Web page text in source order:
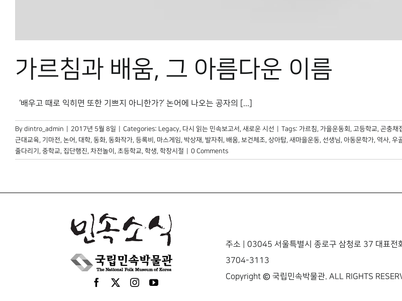
가르침과 배움, 그 아름다운 이름
‘배우고 때로 익히면 또한 기쁘지 아니한가?’ 논어에 나오는 공자의 [...]
By dintro_admin 2017년 5월 8일 Categories: Legacy, 다시 읽는 민속보고서 , 새로운 시선 Tags: 가르침, 가을운동회 , 고등학교, 곤충채
근대교육, 기마전, 논어 , 대학, 동화, 동화작가, 등록비 , 마스게임, 박상재 , 발자취 , 배움, 보건체조, 상아탑, 새마을운동, 선생님, 아동문학가, 역사, 우
줄다리기 , 중학교, 집단행진, 차전놀이 , 초등학교, 학생, 학창시절 0 Comments
주소 | 03045 서울특별시 종로구 삼청로 37 대표
3704-3113
Copyright © 국립민속박물관. ALL RIGHTS